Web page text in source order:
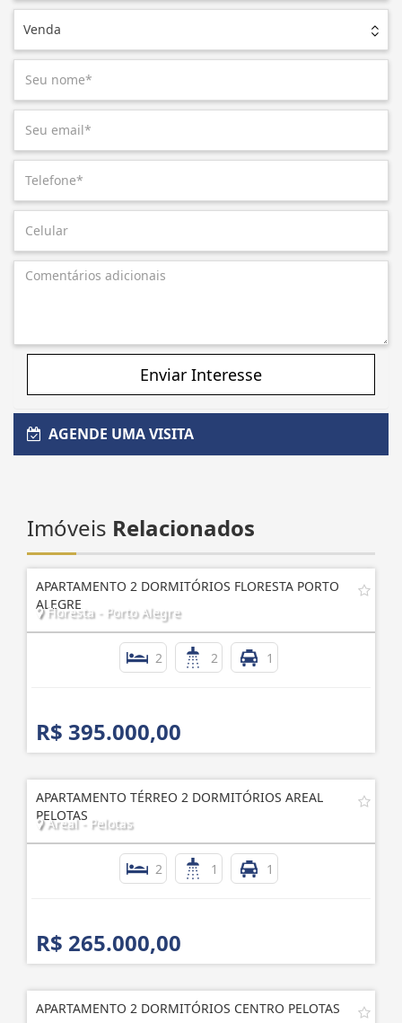
Venda
Enviar Interesse
AGENDE UMA VISITA
Imóveis Relacionados
APARTAMENTO 2 DORMITÓRIOS FLORESTA PORTO
ALEGRE
Floresta - Porto Alegre
2 2 1
R$ 395.000,00
APARTAMENTO TÉRREO 2 DORMITÓRIOS AREAL
PELOTAS
Areal - Pelotas
2 1 1
R$ 265.000,00
APARTAMENTO 2 DORMITÓRIOS CENTRO PELOTAS